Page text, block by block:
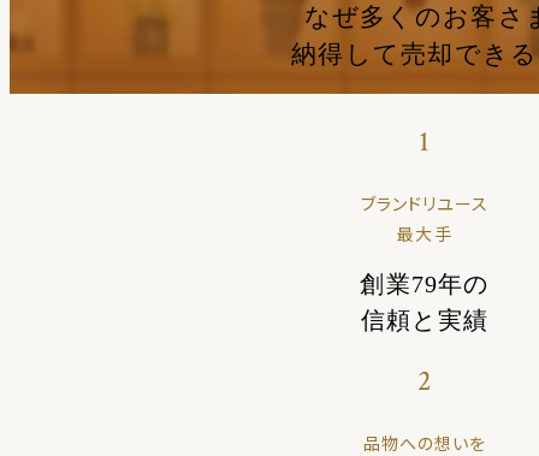
なぜ多くのお客さ
納得して売却でき
1
ブランドリユース
最大手
創業79年の
信頼と実績
2
品物への想いを